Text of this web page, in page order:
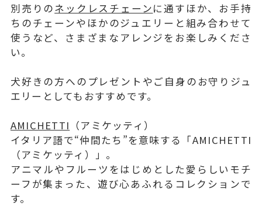
別売りのネックレスチェーンに通すほか、お手持
ちのチェーンやほかのジュエリーと組み合わせて
使うなど、さまざまなアレンジをお楽しみくださ
い。
犬好きの方へのプレゼントやご自身のお守りジュ
エリーとしてもおすすめです。
AMICHETTI （アミケッティ）
イタリア語で“仲間たち”を意味する「AMICHETTI
（アミケッティ）」。
アニマルやフルーツをはじめとした愛らしいモチ
ーフが集まった、遊び心あふれるコレクションで
す。